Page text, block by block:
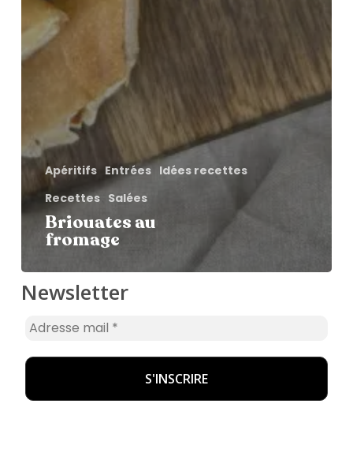
Apéritifs Entrées Idées recettes
Recettes Salées
Briouates au
fromage
Newsletter